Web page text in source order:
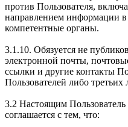
против Пользователя,
направлением информации
компетентные органы.
3.1.10. Обязуется не
электронной почты,
ссылки и другие контакты
Пользователей либо третьих
3.2 Настоящим Пользователь
соглашается с тем, что: